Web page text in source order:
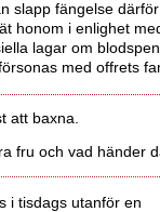
slapp fängelse
honom i enlighet
lagar om
med offrets
att baxna.
fru och vad händer
i tisdags utanför en